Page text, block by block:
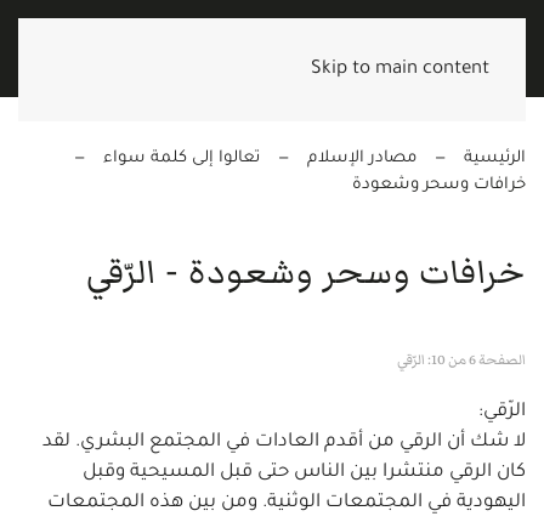
Skip to main content
الرئيسية مصادر الإسلام
تعالوا إلى كلمة سواء
خرافات وسحر وشعودة
خرافات وسحر وشعودة - الرّقي
الصفحة 6 من 10: الرّقي
الرّقي:
لا شك أن الرقي من أقدم العادات في المجتمع البشري. لقد
كان الرقي منتشرا بين الناس حتى قبل المسيحية وقبل
اليهودية في المجتمعات الوثنية. ومن بين هذه المجتمعات